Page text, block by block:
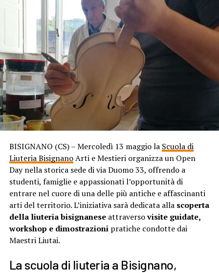
BISIGNANO (CS) – Mercoledì 13 maggio la Scuola di
Liuteria BisignanoArti e Mestieri organizza un Open
Day nella storica sede di via Duomo 33, offrendo a
studenti, famiglie e appassionati l’opportunità di
entrare nel cuore di una delle più antiche e affascinanti
arti del territorio. L’iniziativa sarà dedicata alla scoperta
della liuteria bisignaneseattraversovisite guidate,
workshop e dimostrazionipratiche condotte dai
Maestri Liutai.
La scuola di liuteria a Bisignano,